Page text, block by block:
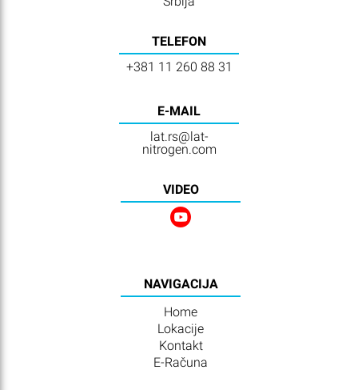
TELEFON
+381 11 260 88 31
E-MAIL
lat.rs@lat-
nitrogen.com
VIDEO
NAVIGACIJA
Home
Lokacije
Kontakt
E-Računa